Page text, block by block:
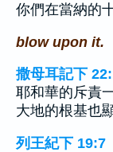
你們在當納的
blow upon it.
撒母耳記下
耶和華的斥責
大地的根基也
列王紀下 19:7